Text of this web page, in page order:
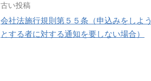
投
稿
古い投稿
会社法施行規則第５５条（申込みをしよう
とする者に対する通知を要しない場合）